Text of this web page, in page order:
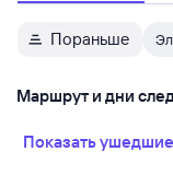
Пораньше
Маршрут и дни
Показать